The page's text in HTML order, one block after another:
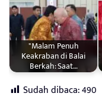
"Malam Penuh
Keakraban di Balai
Berkah: Saat…
Sudah dibaca:490